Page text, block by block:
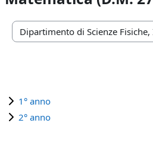
Course categories
1° anno
2° anno